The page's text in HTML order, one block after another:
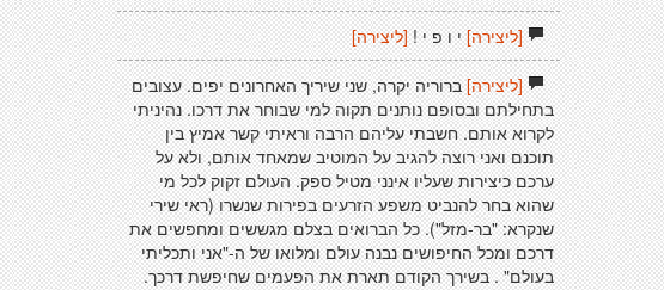
[ליצירה]י ו פ י ! [ליצירה]
[ליצירה]ברוריה יקרה, שני שיריך האחרונים יפים. עצובים
בתחילתם ובסופם נותנים תקוה למי שבוחר את דרכו. נהיניתי
לקרוא אותם. חשבתי עליהם הרבה וראיתי קשר אמיץ בין
תוכנם ואני רוצה להגיב על המוטיב שמאחד אותם, ולא על
ערכם כיצירות שעליו אינני מטיל ספק. העולם זקוק לכל מי
שהוא בחר להנביט משפע הזרעים בפירות שנשרו (ראי שירי
שנקרא: "בר-מזל"). כל הברואים בצלם מגששים ומחפשים את
דרכם ומכל החיפושים נבנה עולם ומלואו של ה-"אני ותכליתי
בעולם" . בשירך הקודם תארת את הפעמים שחיפשת דרכך.